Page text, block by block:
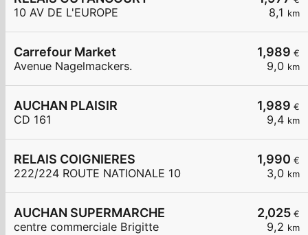
8,1 km
10 AV DE L'EUROPE
1,989 €
9,0 km
Carrefour Market
Avenue Nagelmackers.
1,989 €
9,4 km
AUCHAN PLAISIR
CD 161
1,990 €
3,0 km
RELAIS COIGNIERES
222/224 ROUTE NATIONALE 10
2,025 €
9,2 km
AUCHAN SUPERMARCHE
centre commerciale Brigitte